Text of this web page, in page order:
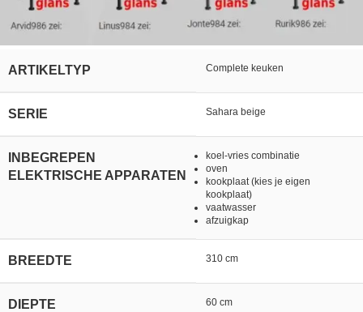
ARTIKELTYP Complete keuken
SERIE Sahara beige
INBEGREPEN
ELEKTRISCHE APPARATEN
koel-vries combinatie
oven
kookplaat (kies je eigen
kookplaat)
vaatwasser
afzuigkap
BREEDTE 310 cm
DIEPTE 60 cm